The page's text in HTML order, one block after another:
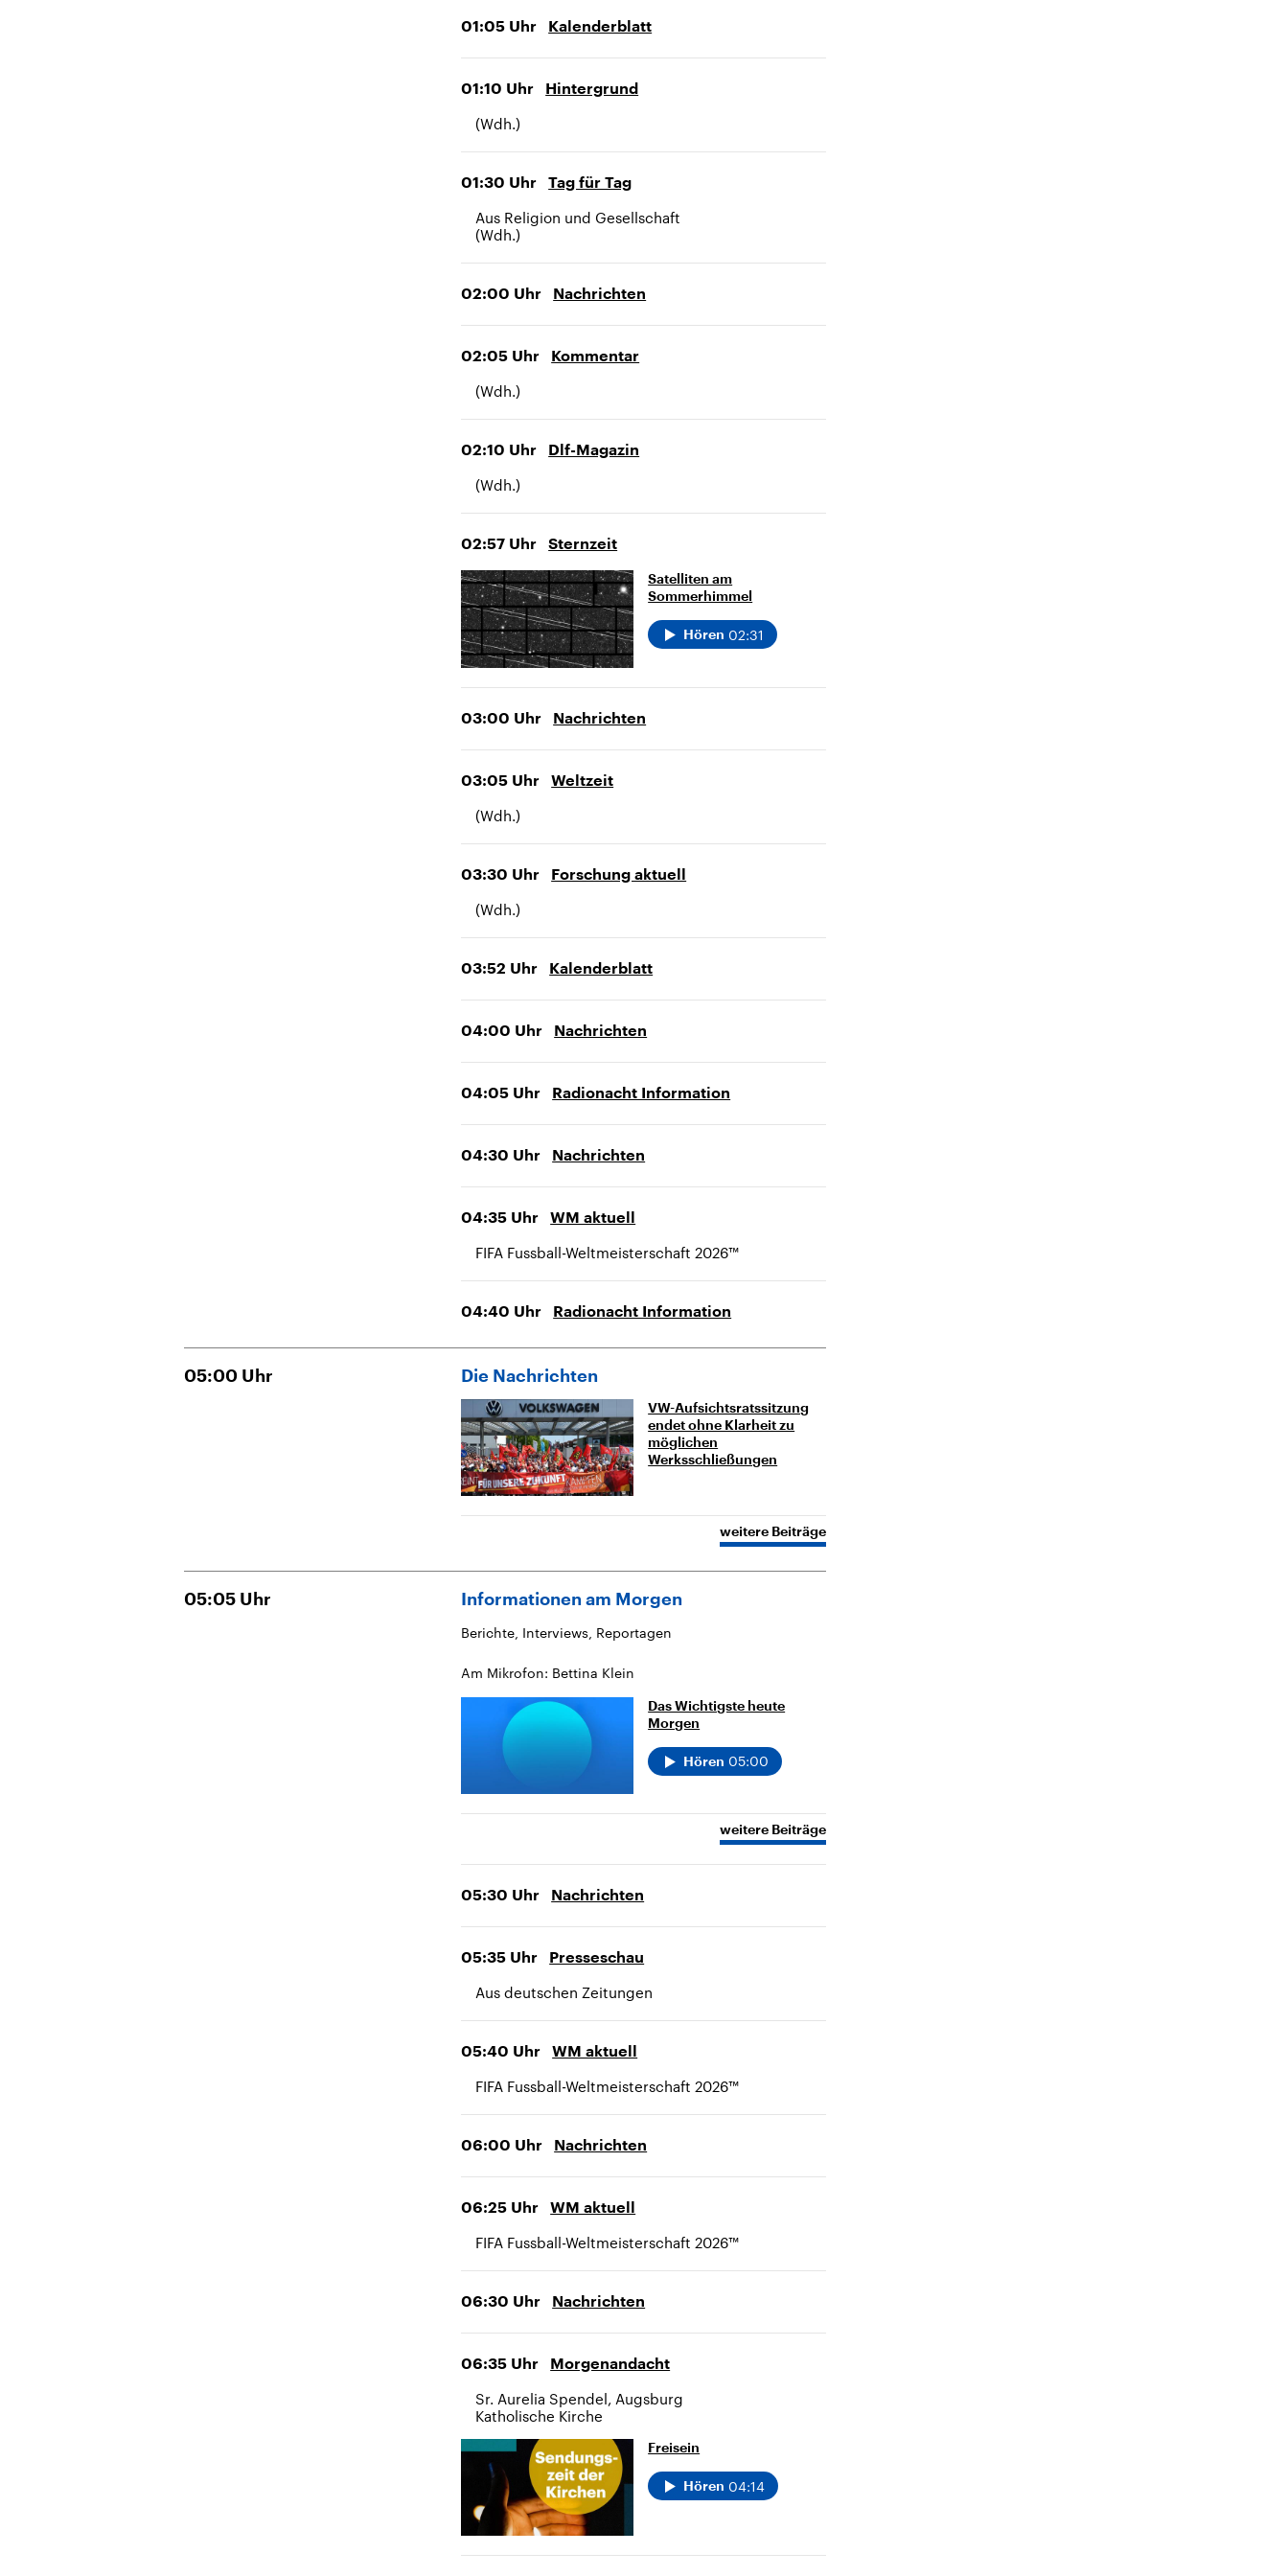
01:05 Uhr Kalenderblatt
01:10 Uhr Hintergrund
(Wdh.)
01:30 Uhr Tag für Tag
Aus Religion und Gesellschaft
(Wdh.)
02:00 Uhr Nachrichten
02:05 Uhr Kommentar
(Wdh.)
02:10 Uhr Dlf-Magazin
(Wdh.)
02:57 Uhr Sternzeit
Satelliten am
Sommerhimmel
Hören 02:31
03:00 Uhr Nachrichten
03:05 Uhr Weltzeit
(Wdh.)
03:30 Uhr Forschung aktuell
(Wdh.)
03:52 Uhr Kalenderblatt
04:00 Uhr Nachrichten
04:05 Uhr Radionacht Information
04:30 Uhr Nachrichten
04:35 Uhr WM aktuell
FIFA Fussball-Weltmeisterschaft 2026™
04:40 Uhr Radionacht Information
05:00 Uhr Die Nachrichten
VW-Aufsichtsratssitzung
endet ohne Klarheit zu
möglichen
Werksschließungen
weitere Beiträge
05:05 Uhr Informationen am Morgen
Berichte, Interviews, Reportagen
Am Mikrofon: Bettina Klein
Das Wichtigste heute
Morgen
Hören 05:00
weitere Beiträge
05:30 Uhr Nachrichten
05:35 Uhr Presseschau
Aus deutschen Zeitungen
05:40 Uhr WM aktuell
FIFA Fussball-Weltmeisterschaft 2026™
06:00 Uhr Nachrichten
06:25 Uhr WM aktuell
FIFA Fussball-Weltmeisterschaft 2026™
06:30 Uhr Nachrichten
06:35 Uhr Morgenandacht
Sr. Aurelia Spendel, Augsburg
Katholische Kirche
Freisein
Hören 04:14